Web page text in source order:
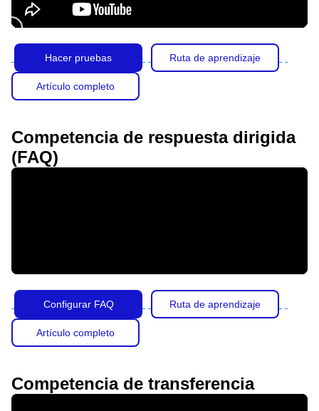
Hacer pruebas Ruta de aprendizaje
Artículo completo
Competencia de respuesta dirigida
(FAQ)
Configurar FAQ Ruta de aprendizaje
Artículo completo
Competencia de transferencia